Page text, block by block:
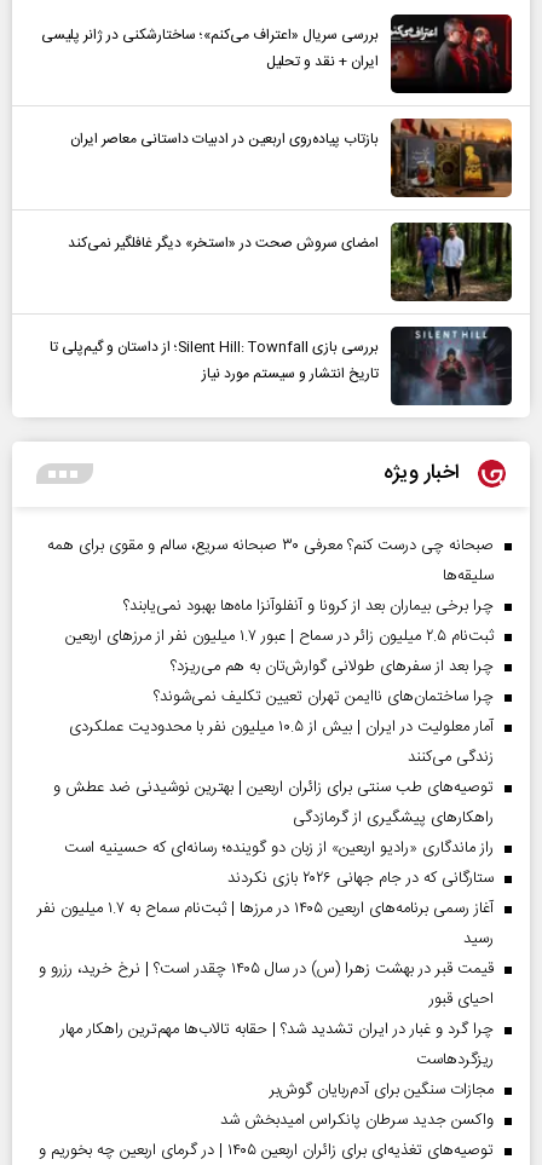
بررسی سریال «اعتراف می‌کنم»؛ ساختارشکنی در ژانر پلیسی
ایران + نقد و تحلیل
بازتاب پیاده‌روی اربعین در ادبیات داستانی معاصر ایران
امضای سروش صحت در «استخر» دیگر غافلگیر نمی‌کند
بررسی بازی Silent Hill: Townfall؛ از داستان و گیم‌پلی تا
تاریخ انتشار و سیستم مورد نیاز
اخبار ویژه
صبحانه چی درست کنم؟ معرفی ۳۰ صبحانه سریع، سالم و مقوی برای همه
سلیقه‌ها
چرا برخی بیماران بعد از کرونا و آنفلوآنزا ماه‌ها بهبود نمی‌یابند؟
ثبت‌نام ۲.۵ میلیون زائر در سماح | عبور ۱.۷ میلیون نفر از مرز‌های اربعین
چرا بعد از سفرهای طولانی گوارش‌تان به هم می‌ریزد؟
چرا ساختمان‌های ناایمن تهران تعیین تکلیف نمی‌شوند؟
آمار معلولیت در ایران | بیش از ۱۰.۵ میلیون نفر با محدودیت عملکردی
زندگی می‌کنند
توصیه‌های طب سنتی برای زائران اربعین | بهترین نوشیدنی ضد عطش و
راهکارهای پیشگیری از گرمازدگی
راز ماندگاری «رادیو اربعین» از زبان دو گوینده؛ رسانه‌ای که حسینیه است
ستارگانی که در جام جهانی ۲۰۲۶ بازی نکردند
آغاز رسمی برنامه‌های اربعین ۱۴۰۵ در مرز‌ها | ثبت‌نام سماح به ۱.۷ میلیون نفر
رسید
قیمت قبر در بهشت زهرا (س) در سال ۱۴۰۵ چقدر است؟ | نرخ خرید، رزرو و
احیای قبور
چرا گرد و غبار در ایران تشدید شد؟ | حقابه تالاب‌ها مهم‌ترین راهکار مهار
ریزگردهاست
مجازات سنگین برای آدم‌ربایان گوش‌بر
واکسن جدید سرطان پانکراس امیدبخش شد
توصیه‌های تغذیه‌ای برای زائران اربعین ۱۴۰۵ | در گرمای اربعین چه بخوریم و